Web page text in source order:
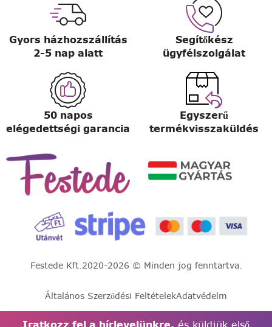
Gyors házhozszállítás
2-5 nap alatt
Segítőkész
ügyfélszolgálat
50 napos
elégedettségi garancia
Egyszerű
termékvisszaküldés
Festede Kft.2020-2026 © Minden jog fenntartva.
Általános Szerződési FeltételekAdatvédelm